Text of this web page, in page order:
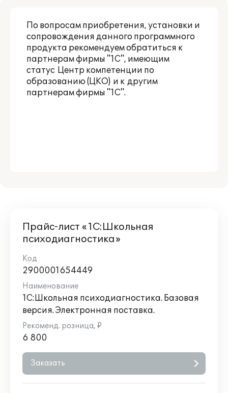
Партнерам
Онлайн-демонстрация
По вопросам приобретения, установки и
сопровождения данного программного
продукта рекомендуем обратиться к
партнерам фирмы "1С", имеющим
статус Центр компетенции по
образованию (ЦКО) и к другим
партнерам фирмы "1С".
Прайс-лист «1С:Школьная
психодиагностика»
2900001654449
1С:Школьная психодиагностика. Базовая
версия. Электронная поставка.
6 800
Заказать